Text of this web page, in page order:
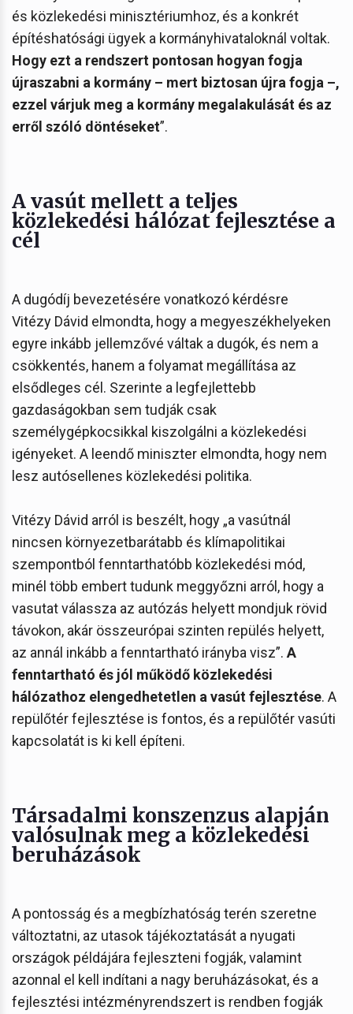
és közlekedési minisztériumhoz, és a konkrét
építéshatósági ügyek a kormányhivataloknál voltak.
Hogy ezt a rendszert pontosan hogyan fogja
újraszabni a kormány – mert biztosan újra fogja –,
ezzel várjuk meg a kormány megalakulását és az
erről szóló döntéseket”.
A vasút mellett a teljes
közlekedési hálózat fejlesztése a
cél
A dugódíj bevezetésére vonatkozó kérdésre
Vitézy Dávid elmondta, hogy a megyeszékhelyeken
egyre inkább jellemzővé váltak a dugók, és nem a
csökkentés, hanem a folyamat megállítása az
elsődleges cél. Szerinte a legfejlettebb
gazdaságokban sem tudják csak
személygépkocsikkal kiszolgálni a közlekedési
igényeket. A leendő miniszter elmondta, hogy nem
lesz autósellenes közlekedési politika.
Vitézy Dávid arról is beszélt, hogy „a vasútnál
nincsen környezetbarátabb és klímapolitikai
szempontból fenntarthatóbb közlekedési mód,
minél több embert tudunk meggyőzni arról, hogy a
vasutat válassza az autózás helyett mondjuk rövid
távokon, akár összeurópai szinten repülés helyett,
az annál inkább a fenntartható irányba visz”. A
fenntartható és jól működő közlekedési
hálózathoz elengedhetetlen a vasút fejlesztése. A
repülőtér fejlesztése is fontos, és a repülőtér vasúti
kapcsolatát is ki kell építeni.
Társadalmi konszenzus alapján
valósulnak meg a közlekedési
beruházások
A pontosság és a megbízhatóság terén szeretne
változtatni, az utasok tájékoztatását a nyugati
országok példájára fejleszteni fogják, valamint
azonnal el kell indítani a nagy beruházásokat, és a
fejlesztési intézményrendszert is rendben fogják